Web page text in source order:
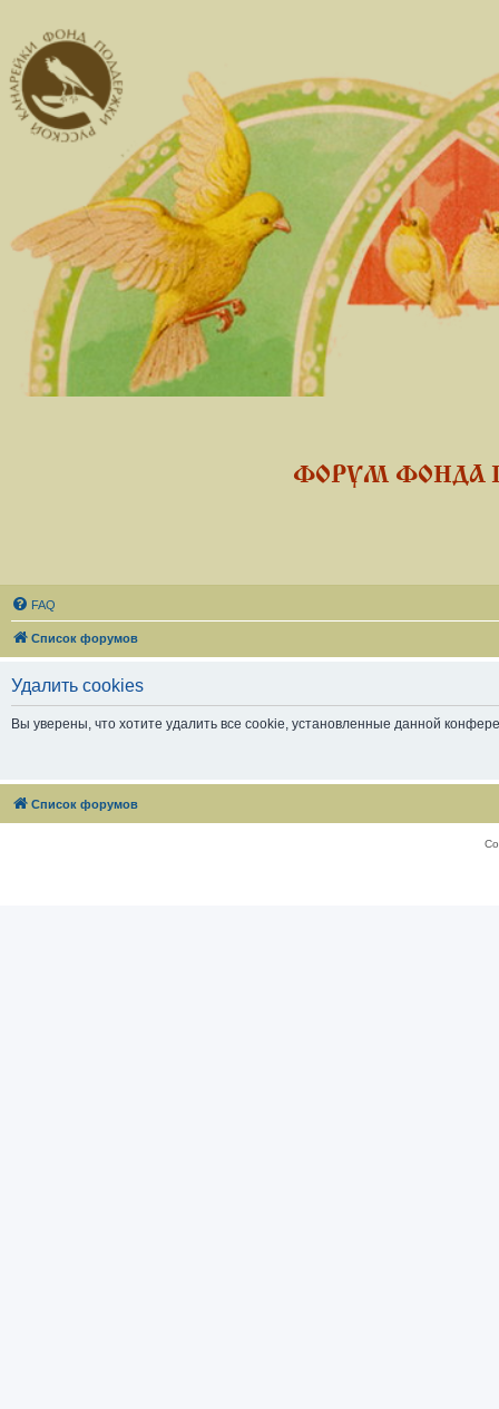
ФОРУМ ФОНДА
FAQ
Список форумов
Удалить cookies
Вы уверены, что хотите удалить все cookie, установленные данной
Список форумов